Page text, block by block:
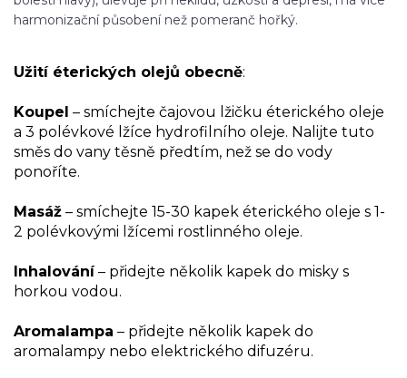
harmonizační působení než pomeranč hořký.
Užití éterických olejů obecně:
Koupel – smíchejte čajovou lžičku éterického oleje
a 3 polévkové lžíce hydrofilního oleje. Nalijte tuto
směs do vany těsně předtím, než se do vody
ponoříte.
Masáž – smíchejte 15-30 kapek éterického oleje s 1-
2 polévkovými lžícemi rostlinného oleje.
Inhalování– přidejte několik kapek do misky s
horkou vodou.
Aromalampa – přidejte několik kapek do
aromalampy nebo elektrického difuzéru.